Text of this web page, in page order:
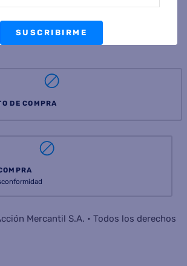
DE COMPRA
Mercantil S.A. • Todos los derechos
SUSCRIBIRME